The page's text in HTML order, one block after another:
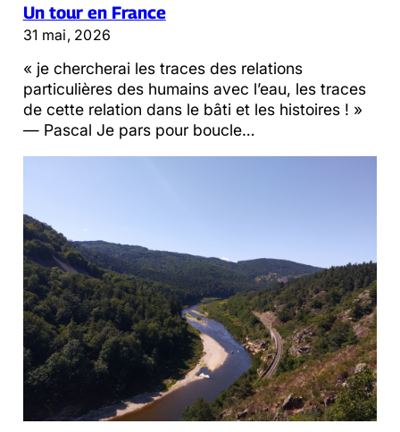
Un tour en France
31 mai, 2026
« je chercherai les traces des relations
particulières des humains avec l’eau, les traces
de cette relation dans le bâti et les histoires ! »
— Pascal Je pars pour boucle…